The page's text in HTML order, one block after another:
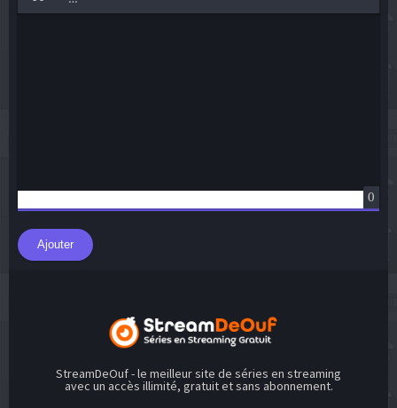
0
Ajouter
StreamDeOuf - le meilleur site de séries en streaming
avec un accès illimité, gratuit et sans abonnement.